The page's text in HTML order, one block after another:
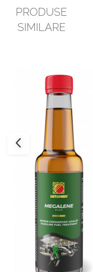
PRODUSE
SIMILARE